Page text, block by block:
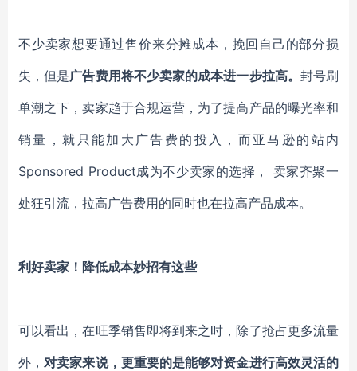
不少卖家想要通过售价来分摊成本，挽回自己的部分损
失，但是广告费用将不少卖家的成本进一步拉高。 封号刷
单潮之下，卖家趋于合规运营，为了提高产品的曝光率和
销量，就只能加大广告费的投入，而亚马逊的站内
Sponsored Product成为不少卖家的选择， 卖家齐聚一
处狂引流，拉高广告费用的同时也在拉高产品成本。
利好卖家！降低成本妙招有这些
可以看出，在旺季销售即将到来之时，除了抢占更多流量
外，对卖家来说，更重要的是能够对资金进行高效灵活的